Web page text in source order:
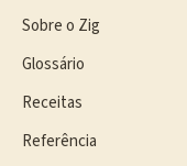
Sobre o Zig
Glossário
Receitas
Referência